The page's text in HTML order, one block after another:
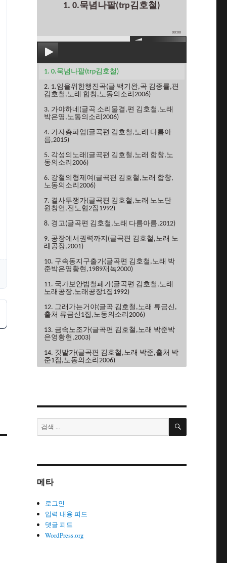
1. 0.묵념나팔(trp김호철)
00:00
1. 0.묵념나팔(trp김호철)
2. 1.임을위한행진곡(글 백기완,곡 김종률,편
김호철,노래 합창,노동의소리2006)
3. 가야하네(글곡 소리물결,편 김호철,노래
박은영,노동의소리2006)
4. 가자총파업(글곡편 김호철,노래 다름아
름,2015)
5. 각성의노래(글곡편 김호철,노래 합창,노
동의소리2006)
6. 강철의형제여(글곡편 김호철,노래 합창,
노동의소리2006)
7. 결사투쟁가(글곡편 김호철,노래 노노단
원창연,전노협2집1992)
8. 경고(글곡편 김호철,노래 다름아름,2012)
9. 공장에서권력까지(글곡편 김호철,노래 노
래공장,2001)
10. 구속동지구출가(글곡편 김호철,노래 박
준박은영황현,1989재녹2000)
11. 국가보안법철폐가(글곡편 김호철,노래
노래공장,노래공장1집1992)
12. 그래가는거야(글곡 김호철,노래 류금신,
출처 류금신1집,노동의소리2006)
13. 금속노조가(글곡편 김호철,노래 박준박
은영황현,2003)
14. 깃발가(글곡편 김호철,노래 박준,출처 박
준1집,노동의소리2006)
노래 노노단,전노협1집1991)
규,2006)
19. 노동악법철폐가(글곡편 김호철,노래 노
21. 노동자는하나다(글곡편 김호철,박
22. 노동자라면(글곡편 김호철,노래 박준,박
검
색:
검
메타
로그인
입력 내용 피드
댓글 피드
WordPress.org